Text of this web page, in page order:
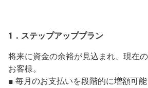
1．ステップアッププラン
将来に資金の余裕が見込まれ、現在
お客様。
■ 毎月のお支払いを段階的に増額可能